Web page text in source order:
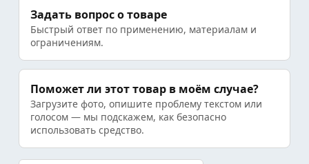
Задать вопрос о товаре
Быстрый ответ по применению, материалам и
ограничениям.
Поможет ли этот товар в моём случае?
Загрузите фото, опишите проблему текстом или
голосом — мы подскажем, как безопасно
использовать средство.